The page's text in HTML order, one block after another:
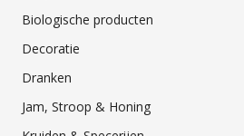
Biologische producten
Decoratie
Dranken
Jam, Stroop & Honing